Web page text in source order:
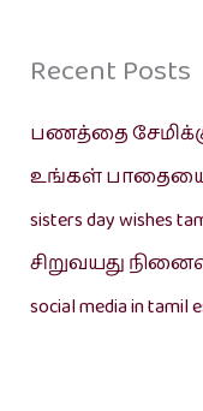
Recent Posts
பணத்தை
உங்கள் பாதையை
sisters day wishes
சிறுவயது
social media in tamil